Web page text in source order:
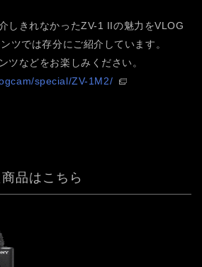
しきれなかったZV-1 IIの魅力をVLOG
ツでは存分にご紹介しています。
ツなどをお楽しみください。
special/ZV-1M2/
品はこちら